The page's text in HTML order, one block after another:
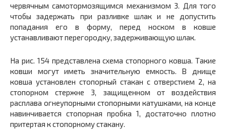
червячным самотормозящимся механизмом 3. Для того
чтобы задержать при разливке шлак и не допустить
попадания его в форму, перед носком в ковше
устанавливают перегородку, задерживающую шлак.
На рис. 154 представлена схема стопорного ковша. Такие
ковши могут иметь значительную емкость. В днище
ковша установлен стопорный стакан с отверстием 2, на
стопорном стержне 3, защищенном от воздействия
расплава огнеупорными стопорными катушками, на конце
навинчивается стопорная пробка 1, достаточно плотно
притертая к стопорному стакану.